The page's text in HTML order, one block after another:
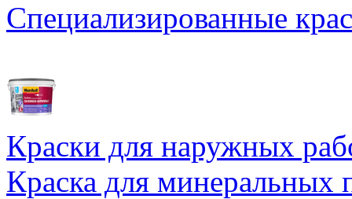
Специализированные
Краски для наружных
Краска для минеральных